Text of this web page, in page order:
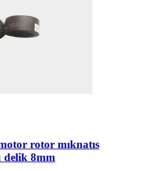
rotor mıknatıs
delik 8mm